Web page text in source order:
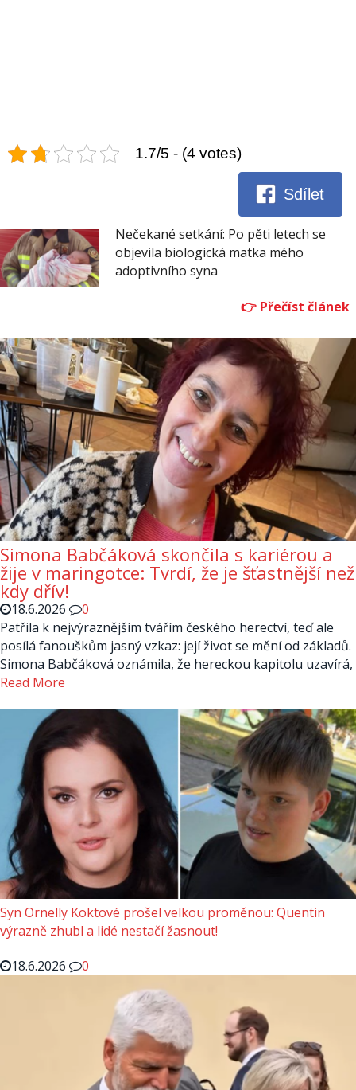
1.7/5 - (4 votes)
Sdílet
Nečekané setkání: Po pěti letech se
objevila biologická matka mého
adoptivního syna
Simona Babčáková skončila s kariérou a
žije v maringotce: Tvrdí, že je šťastnější než
kdy dřív!
18.6.2026
0
Patřila k nejvýraznějším tvářím českého herectví, teď ale
posílá fanouškům jasný vzkaz: její život se mění od základů.
Simona Babčáková oznámila, že hereckou kapitolu uzavírá,
Read More
Syn Ornelly Koktové prošel velkou proměnou: Quentin
výrazně zhubl a lidé nestačí žasnout!
18.6.2026
0